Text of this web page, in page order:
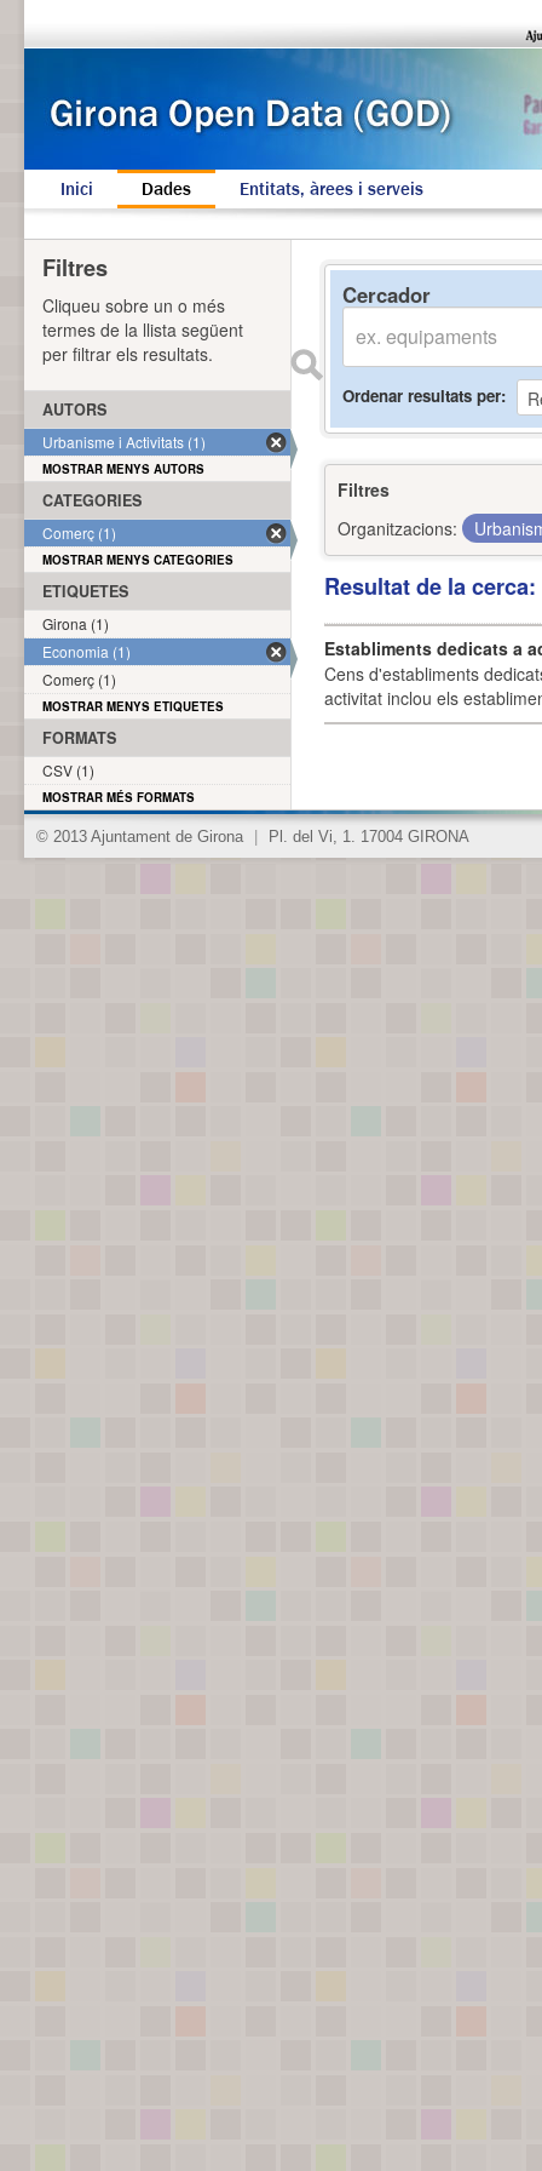
Inici Dades Entitats, àrees i serveis
Cercador
Ordenar resultats per
Filtres
Organitzacions:
Resultat de la
Establiments dedicats a
Cens d'establiments
activitat inclou els
Filtres
Cliqueu sobre un o més
termes de la llista següent
per filtrar els resultats.
AUTORS
Urbanisme i Activitats (1)
MOSTRAR MENYS AUTORS
CATEGORIES
Comerç (1)
MOSTRAR MENYS CATEGORIES
ETIQUETES
Girona (1)
Economia (1)
Comerç (1)
MOSTRAR MENYS ETIQUETES
FORMATS
CSV (1)
MOSTRAR MÉS FORMATS
© 2013 Ajuntament de Girona Pl. del Vi, 1. 17004 GIRONA